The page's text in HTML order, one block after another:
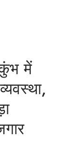
में